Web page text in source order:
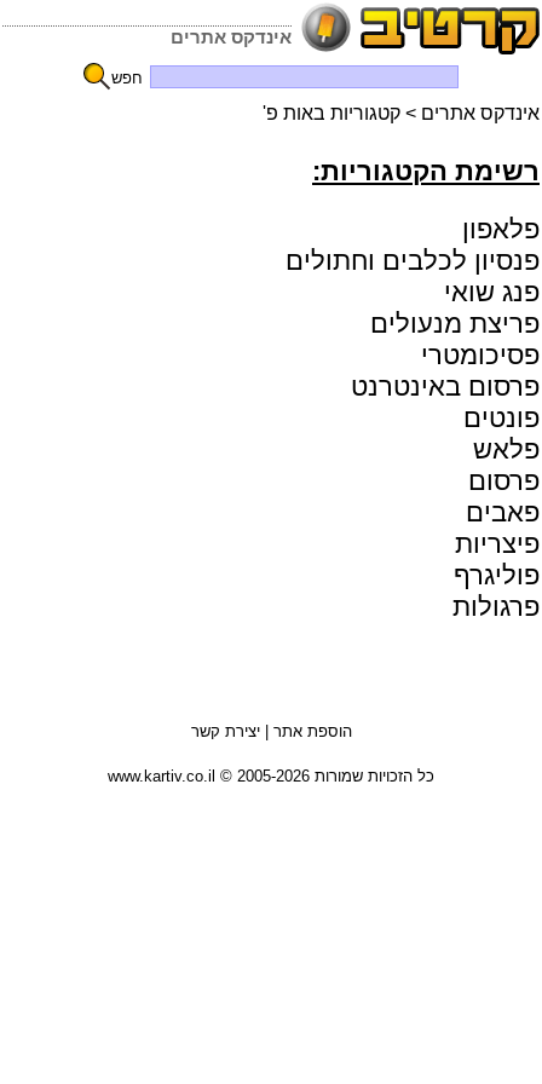
אינדקס אתרים
חפש
אינדקס אתרים > קטגוריות באות פ'
רשימת הקטגוריות:
פלאפון
פנסיון לכלבים וחתולים
פנג שואי
פריצת מנעולים
פסיכומטרי
פרסום באינטרנט
פונטים
פלאש
פרסום
פאבים
פיצריות
פוליגרף
פרגולות
הוספת אתר |יצירת קשר
כל הזכויות שמורות 2005-2026 © www.kartiv.co.il